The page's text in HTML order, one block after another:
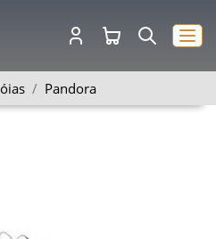
Pandora